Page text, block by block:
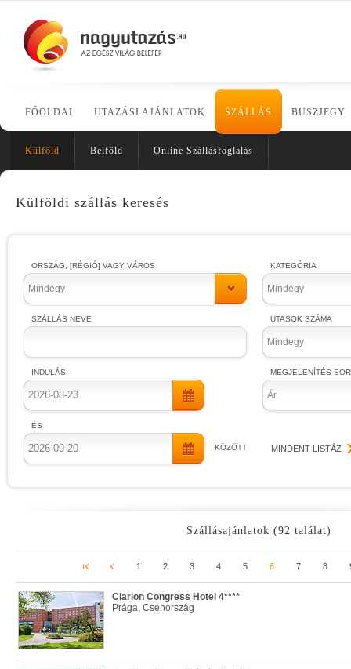
FŐOLDAL UTAZÁSI AJÁNLATOK SZÁLLÁS BUSZJEGY
Külföld Belföld Online Szállásfoglalás
Külföldi szállás keresés
ORSZÁG, [RÉGIÓ] VAGY VÁROS
Mindegy
SZÁLLÁS NEVE
INDULÁS
ÉS
KÖZÖTT
KATEGÓRIA
Mindegy
UTASOK SZÁMA
Mindegy
MEGJELENÍTÉS
Ár
MINDENT LISTÁZ
Szállásajánlatok (92 találat)
1 2 3 4 5 6 7 8
Clarion Congress Hotel 4****
Prága, Csehország